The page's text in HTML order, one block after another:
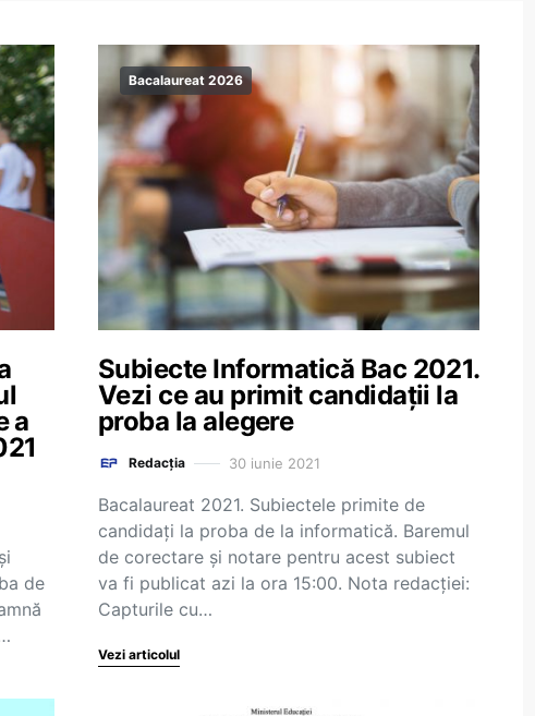
a
de
Bacalaureat 2026
Subiecte Informatică Bac 2021.
Vezi ce au primit candidații la
proba la alegere
Redacția 30 iunie 2021
Bacalaureat 2021. Subiectele primite de
candidați la proba de la informatică. Baremul
de corectare și notare pentru acest subiect
va fi publicat azi la ora 15:00. Nota redacției:
Capturile cu…
Vezi articolul